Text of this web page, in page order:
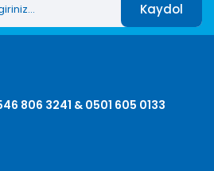
Kaydol
806 3241 & 0501 605 0133